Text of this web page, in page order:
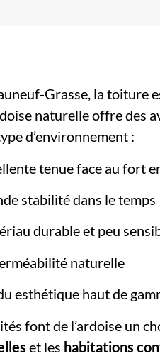
Grasse, la toiture
naturelle offre des
d’environnement :
tenue face au fort
stabilité dans le temps
durable et peu
naturelle
esthétique haut de
font de l’ardoise un
et les habitations